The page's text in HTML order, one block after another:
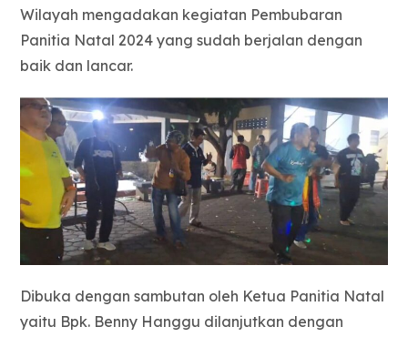
Wilayah mengadakan kegiatan Pembubaran
Panitia Natal 2024 yang sudah berjalan dengan
baik dan lancar.
Dibuka dengan sambutan oleh Ketua Panitia Natal
yaitu Bpk. Benny Hanggu dilanjutkan dengan